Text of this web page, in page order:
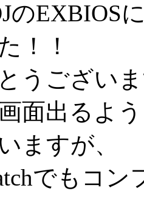
の
！！
うござい
面出るよ
ますが、
でもコ